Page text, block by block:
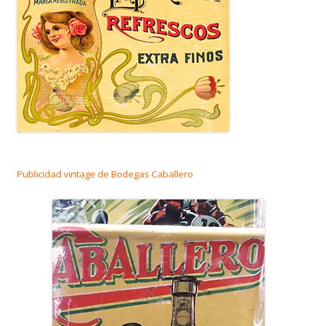
Publicidad vintage de Bodegas Caballero